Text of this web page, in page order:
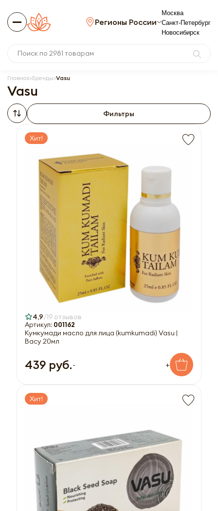
Регионы России
Москва
Санкт-Петербург
Новосибирск
Главная Бренды Vasu
Vasu
Фильтры
Хит!
4,9 19 отзывов
Артикул: 001162
Кумкумади масло для лица (kumkumadi) Vasu |
Васу 20мл
439 руб.- +
Хит!